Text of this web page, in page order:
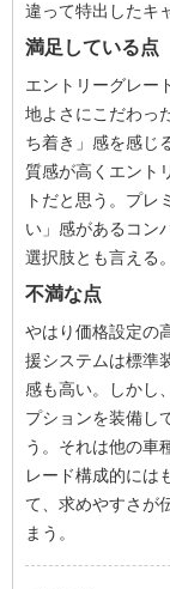
違って特出したキ
満足している点
エントリーグレー
地よさにこだわっ
ち着き」感を感じ
質感が高くエント
トだと思う。プレ
い」感があるコン
選択肢とも言える。
不満な点
やはり価格設定の
援システムは標準
感も高い。しかし
プションを装備し
う。それは他の車
レード構成的には
て、求めやすさが
まう。